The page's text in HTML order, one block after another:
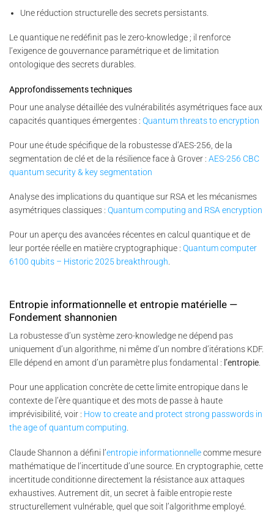
Une réduction structurelle des secrets persistants.
Le quantique ne redéfinit pas le zero-knowledge ; il renforce
l’exigence de gouvernance paramétrique et de limitation
ontologique des secrets durables.
Approfondissements techniques
Pour une analyse détaillée des vulnérabilités asymétriques face aux
capacités quantiques émergentes : Quantum threats to encryption
Pour une étude spécifique de la robustesse d’AES-256, de la
segmentation de clé et de la résilience face à Grover : AES-256 CBC
quantum security & key segmentation
Analyse des implications du quantique sur RSA et les mécanismes
asymétriques classiques : Quantum computing and RSA encryption
Pour un aperçu des avancées récentes en calcul quantique et de
leur portée réelle en matière cryptographique : Quantum computer
6100 qubits – Historic 2025 breakthrough.
Entropie informationnelle et entropie matérielle —
Fondement shannonien
La robustesse d’un système zero-knowledge ne dépend pas
uniquement d’un algorithme, ni même d’un nombre d’itérations KDF.
Elle dépend en amont d’un paramètre plus fondamental : l’entropie
Pour une application concrète de cette limite entropique dans le
contexte de l’ère quantique et des mots de passe à haute
imprévisibilité, voir : How to create and protect strong passwords in
the age of quantum computing.
Claude Shannon a défini l’entropie informationnellecomme mesure
mathématique de l’incertitude d’une source. En cryptographie, cette
incertitude conditionne directement la résistance aux attaques
exhaustives. Autrement dit, un secret à faible entropie reste
structurellement vulnérable, quel que soit l’algorithme employé.